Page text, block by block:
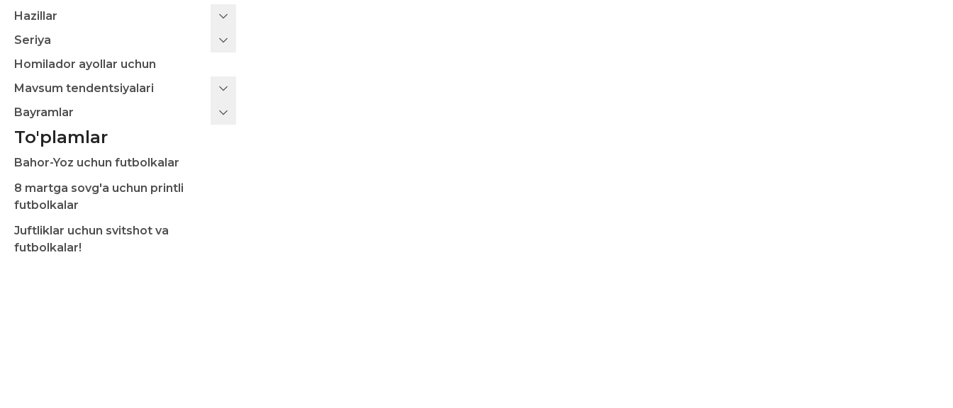
Hazillar
Seriya
Homilador ayollar uchun
Mavsum tendentsiyalari
Bayramlar
To'plamlar
Bahor-Yoz uchun futbolkalar
8 martga sovg'a uchun printli
futbolkalar
Juftliklar uchun svitshot va
futbolkalar!